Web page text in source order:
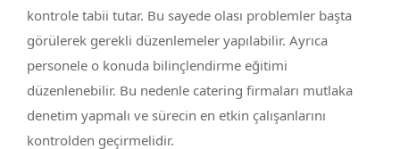
kontrole tabii tutar. Bu sayede olası problemler başta
görülerek gerekli düzenlemeler yapılabilir. Ayrıca
personele o konuda bilinçlendirme eğitimi
düzenlenebilir. Bu nedenle catering firmaları mutlaka
denetim yapmalı ve sürecin en etkin çalışanlarını
kontrolden geçirmelidir.